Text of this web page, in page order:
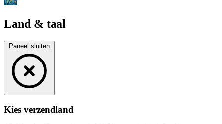
Land & taal
Paneel sluiten
Kies verzendland